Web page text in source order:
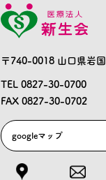
〒740-0018 山口県岩
TEL 0827-30-0700
FAX 0827-30-0702
googleマップ